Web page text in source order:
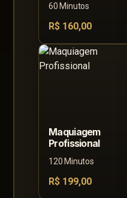
60 Minutos
R$ 160,00
Maquiagem
Profissional
120 Minutos
R$ 199,00